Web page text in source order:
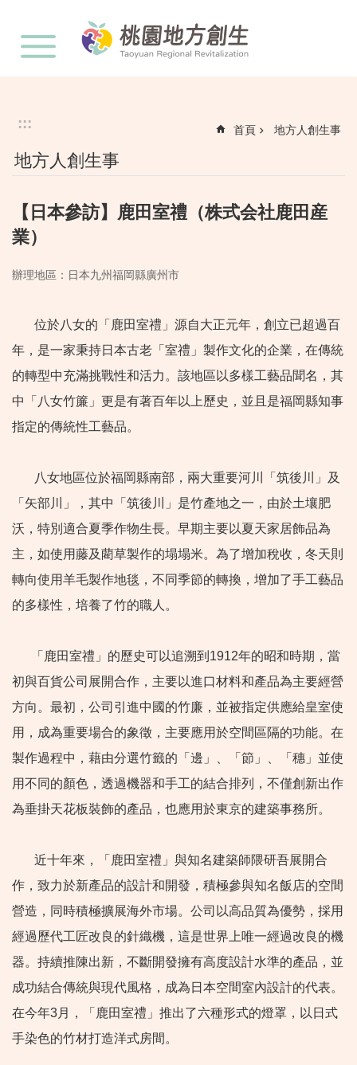
::: 首頁 地方人創生事
地方人創生事
【日本參訪】鹿田室禮（株式会社鹿田産
業）
辦理地區：日本九州福岡縣廣州市
位於八女的「鹿田室禮」源自大正元年，創立已超過百
年，是一家秉持日本古老「室禮」製作文化的企業，在傳統
的轉型中充滿挑戰性和活力。該地區以多樣工藝品聞名，其
中「八女竹簾」更是有著百年以上歷史，並且是福岡縣知事
指定的傳統性工藝品。
八女地區位於福岡縣南部，兩大重要河川「筑後川」及
「矢部川」，其中「筑後川」是竹產地之一，由於土壤肥
沃，特別適合夏季作物生長。早期主要以夏天家居飾品為
主，如使用藤及藺草製作的塌塌米。為了增加稅收，冬天則
轉向使用羊毛製作地毯，不同季節的轉換，增加了手工藝品
的多樣性，培養了竹的職人。
「鹿田室禮」的歷史可以追溯到1912年的昭和時期，當
初與百貨公司展開合作，主要以進口材料和產品為主要經營
方向。最初，公司引進中國的竹廉，並被指定供應給皇室使
用，成為重要場合的象徵，主要應用於空間區隔的功能。在
製作過程中，藉由分選竹籤的「邊」、「節」、「穗」並使
用不同的顏色，透過機器和手工的結合排列，不僅創新出作
為垂掛天花板裝飾的產品，也應用於東京的建築事務所。
近十年來，「鹿田室禮」與知名建築師隈研吾展開合
作，致力於新產品的設計和開發，積極參與知名飯店的空間
營造，同時積極擴展海外市場。公司以高品質為優勢，採用
經過歷代工匠改良的針織機，這是世界上唯一經過改良的機
器。持續推陳出新，不斷開發擁有高度設計水準的產品，並
成功結合傳統與現代風格，成為日本空間室內設計的代表。
在今年3月，「鹿田室禮」推出了六種形式的燈罩，以日式
手染色的竹材打造洋式房間。